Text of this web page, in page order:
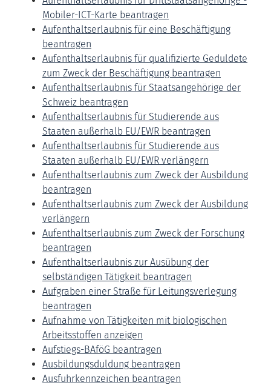
Mobiler-ICT-Karte beantragen
Aufenthaltserlaubnis für eine Beschäftigung
beantragen
Aufenthaltserlaubnis für qualifizierte Geduldete
zum Zweck der Beschäftigung beantragen
Aufenthaltserlaubnis für Staatsangehörige der
Schweiz beantragen
Aufenthaltserlaubnis für Studierende aus
Staaten außerhalb EU/EWR beantragen
Aufenthaltserlaubnis für Studierende aus
Staaten außerhalb EU/EWR verlängern
Aufenthaltserlaubnis zum Zweck der Ausbildung
beantragen
Aufenthaltserlaubnis zum Zweck der Ausbildung
verlängern
Aufenthaltserlaubnis zum Zweck der Forschung
beantragen
Aufenthaltserlaubnis zur Ausübung der
selbständigen Tätigkeit beantragen
Aufgraben einer Straße für Leitungsverlegung
beantragen
Aufnahme von Tätigkeiten mit biologischen
Arbeitsstoffen anzeigen
Aufstiegs-BAföG beantragen
Ausbildungsduldung beantragen
Ausfuhrkennzeichen beantragen